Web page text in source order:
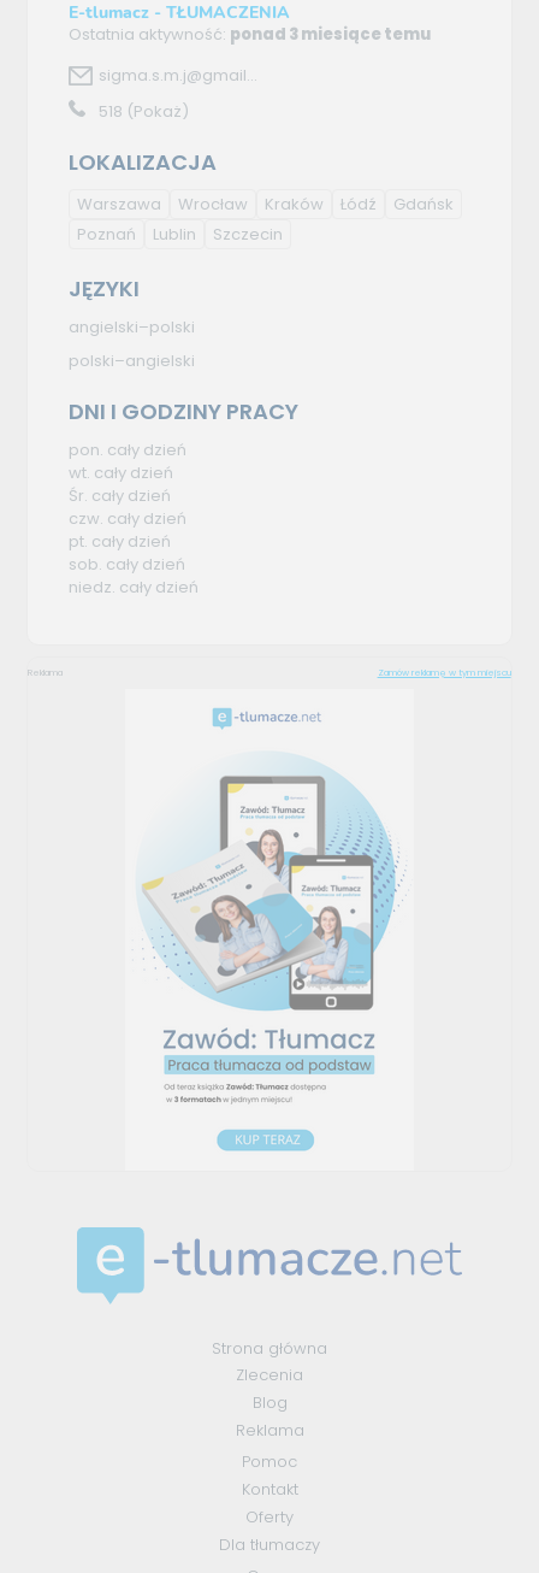
E-tlumacz - TŁUMACZENIA
Ostatnia aktywność: ponad 3 miesiące temu
sigma.s.m.j@gmail...
518 (Pokaż)
LOKALIZACJA
Warszawa Wrocław Kraków Łódź
Gdańsk
Poznań
Lublin Szczecin
JĘZYKI
angielski–polski
polski–angielski
DNI I GODZINY PRACY
pon. cały dzień
wt. cały dzień
Śr. cały dzień
czw. cały dzień
pt. cały dzień
sob. cały dzień
niedz. cały dzień
Reklama Zamów reklamę w tym miejscu
Strona główna
Zlecenia
Blog
Reklama
Pomoc
Kontakt
Oferty
Dla tłumaczy